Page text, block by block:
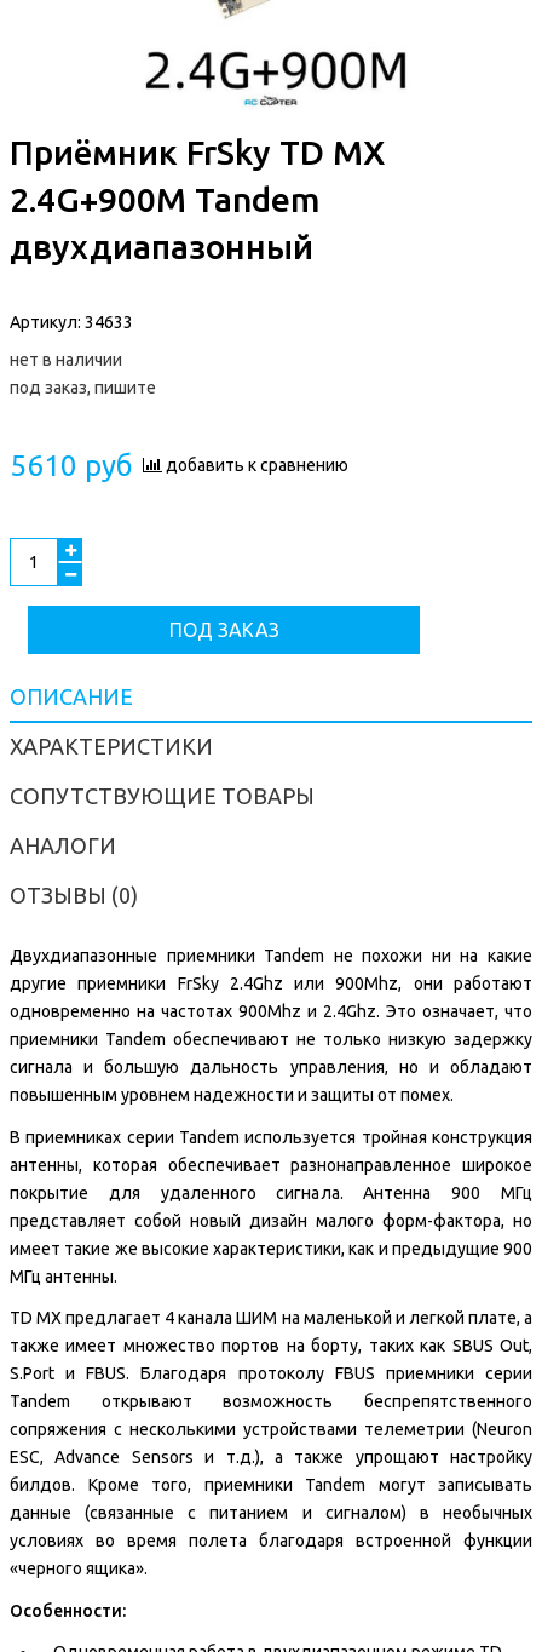
Приёмник FrSky TD MX
2.4G+900M Tandem
двухдиапазонный
Артикул: 34633
нет в наличии
под заказ, пишите
5610 руб добавить к сравнению
ПОД ЗАКАЗ
ОПИСАНИЕ
ХАРАКТЕРИСТИКИ
СОПУТСТВУЮЩИЕ ТОВАРЫ
АНАЛОГИ
ОТЗЫВЫ (0)
Двухдиапазонные приемники Tandem не похожи ни на какие
другие приемники FrSky 2.4Ghz или 900Mhz, они работают
одновременно на частотах 900Mhz и 2.4Ghz. Это означает, что
приемники Tandem обеспечивают не только низкую задержку
сигнала и большую дальность управления, но и обладают
повышенным уровнем надежности и защиты от помех.
В приемниках серии Tandem используется тройная конструкция
антенны, которая обеспечивает разнонаправленное широкое
покрытие для удаленного сигнала. Антенна 900 МГц
представляет собой новый дизайн малого форм-фактора, но
имеет такие же высокие характеристики, как и предыдущие 900
МГц антенны.
TD MX предлагает 4 канала ШИМ на маленькой и легкой плате, а
также имеет множество портов на борту, таких как SBUS Out,
S.Port и FBUS. Благодаря протоколу FBUS приемники серии
Tandem открывают возможность беспрепятственного
сопряжения с несколькими устройствами телеметрии (Neuron
ESC, Advance Sensors и т.д.), а также упрощают настройку
билдов. Кроме того, приемники Tandem могут записывать
данные (связанные с питанием и сигналом) в необычных
условиях во время полета благодаря встроенной функции
«черного ящика».
Особенности: